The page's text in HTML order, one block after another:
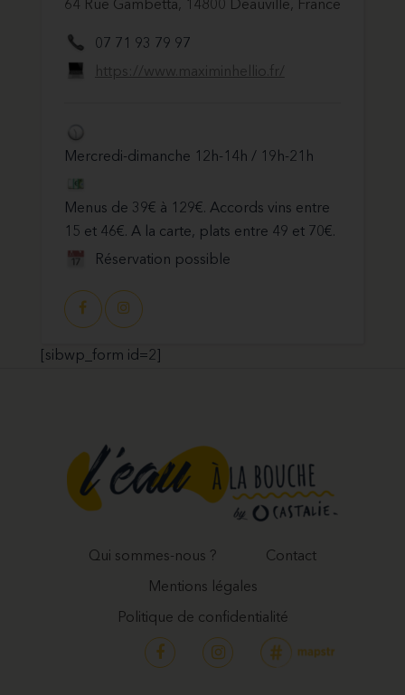
64 Rue Gambetta, 14800 Deauville, France
07 71 93 79 97
https://www.maximinhellio.fr/
Mercredi-dimanche 12h-14h / 19h-21h
Menus de 39€ à 129€. Accords vins entre
15 et 46€. A la carte, plats entre 49 et 70€.
Réservation possible
[sibwp_form id=2]
Qui sommes-nous ? Contact
Mentions légales
Politique de confidentialité